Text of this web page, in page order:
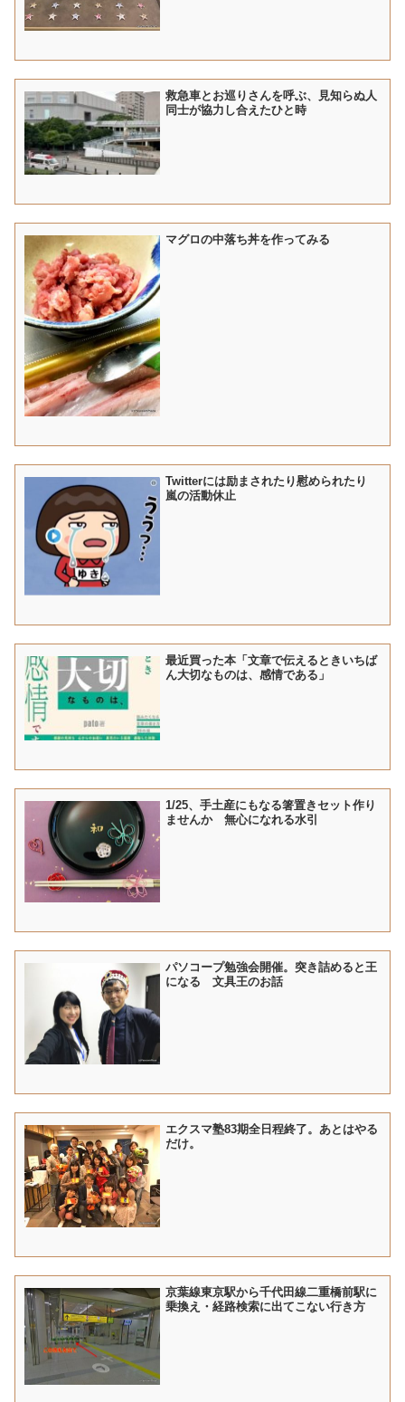
救急車とお巡りさんを呼ぶ、見知らぬ人
同士が協力し合えたひと時
マグロの中落ち丼を作ってみる
Twitterには励まされたり慰められたり
嵐の活動休止
最近買った本「文章で伝えるときいちば
ん大切なものは、感情である」
1/25、手土産にもなる箸置きセット作り
ませんか 無心になれる水引
パソコープ勉強会開催。突き詰めると王
になる 文具王のお話
エクスマ塾83期全日程終了。あとはやる
だけ。
京葉線東京駅から千代田線二重橋前駅に
乗換え・経路検索に出てこない行き方